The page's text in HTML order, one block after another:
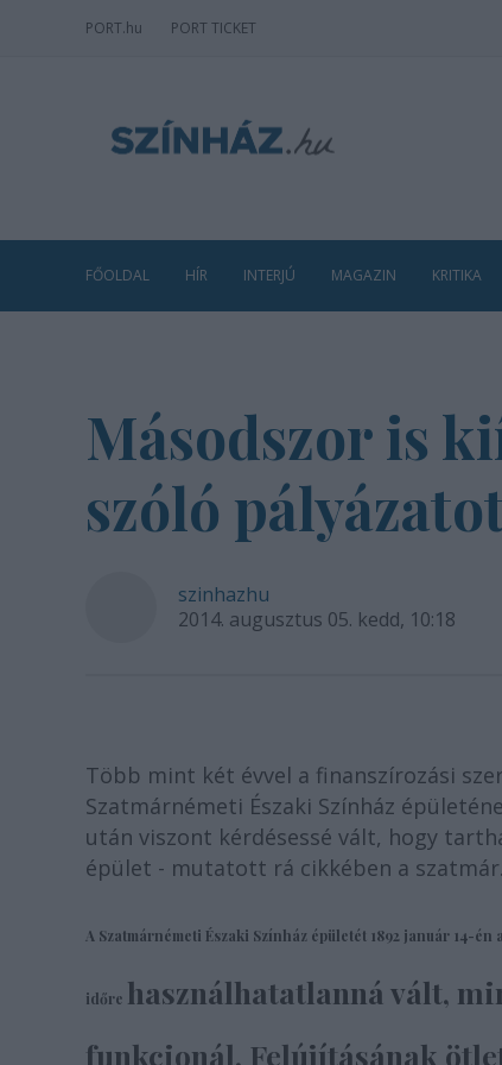
PORT.hu PORT TICKET
FŐOLDAL HÍR INTERJÚ MAGAZIN KRITIKA
Másodszor is
szóló
szinhazhu
2014. augusztus 05. kedd, 10:18
Több mint két évvel a finanszírozási
Szatmárnémeti Északi Színház
után viszont kérdésessé vált, hogy
épület - mutatott rá cikkében a
A Szatmárnémeti Északi Színház épületét 1892 január 14-
időre használhatatlanná vált,
funkcionál. Felújításának